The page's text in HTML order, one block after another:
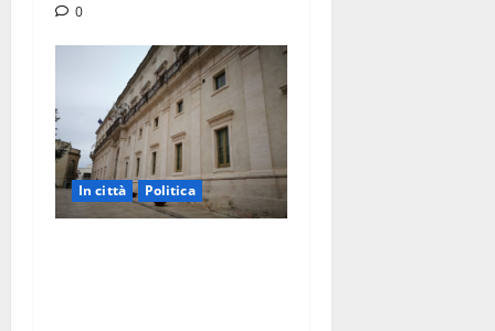
0
In città Politica